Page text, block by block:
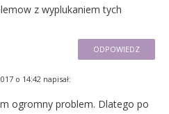
z wyplukaniem tych
ODPOWIEDZ
o 14:42 napisał:
ogromny problem. Dlatego po